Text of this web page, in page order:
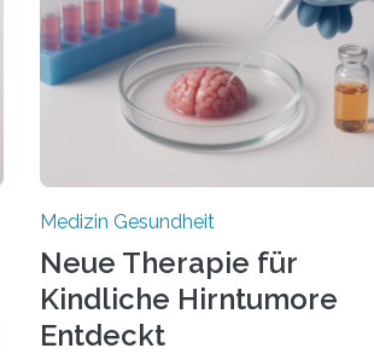
Medizin Gesundheit
Neue Therapie für
Kindliche Hirntumore
Entdeckt